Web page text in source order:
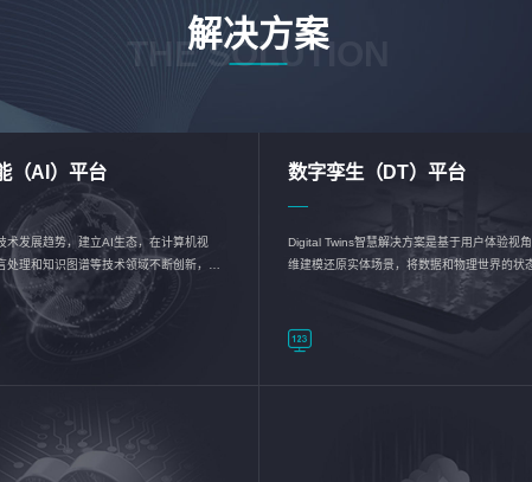
解决方案
THE SOLUTION
（AI）平台
术发展趋势，建立AI生态，在计算机视
处理和知识图谱等技术领域不断创新，持
智化转型加速器—AlphaMind®AI能力开放
数字孪生（DT）平台
Digital Twins智慧解决方案是基于用户体验视
维建模还原实体场景，将数据和物理世界的状
现，使用户对关键数据有更直观的感受，推动
成智能化转型，实现新旧动能的转换